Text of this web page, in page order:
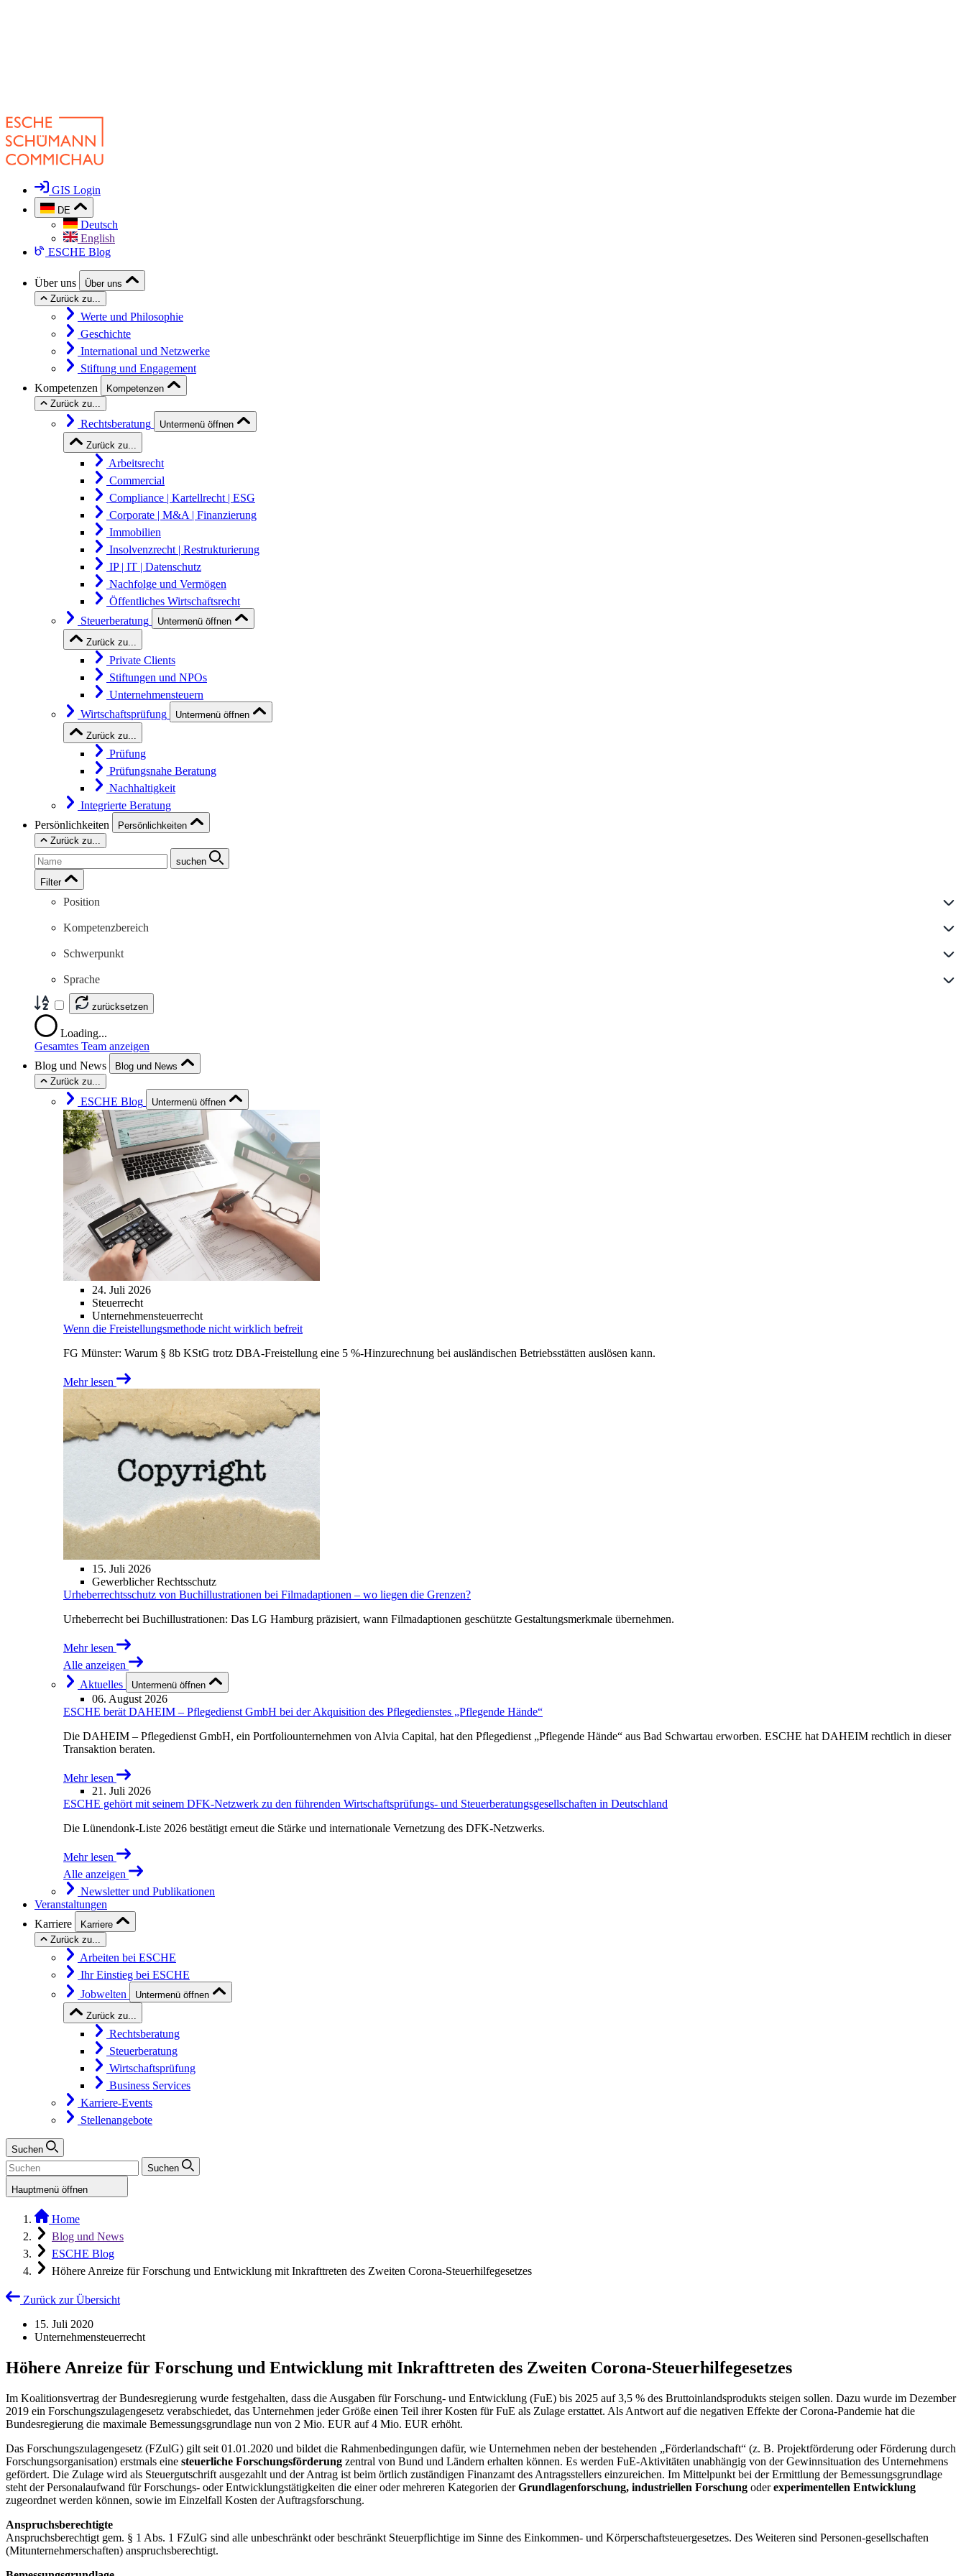
GIS Login
DE
Deutsch
English
ESCHE Blog
Über uns
Über uns
Zurück zu...
Werte und Philosophie
Geschichte
International und Netzwerke
Stiftung und Engagement
Kompetenzen
Kompetenzen
Zurück zu...
Rechtsberatung
Untermenü öffnen
Zurück zu...
Arbeitsrecht
Commercial
Compliance | Kartellrecht | ESG
Corporate | M&A | Finanzierung
Immobilien
Insolvenzrecht | Restrukturierung
IP | IT | Datenschutz
Nachfolge und Vermögen
Öffentliches Wirtschaftsrecht
Steuerberatung
Untermenü öffnen
Zurück zu...
Private Clients
Stiftungen und NPOs
Unternehmensteuern
Wirtschaftsprüfung
Untermenü öffnen
Zurück zu...
Prüfung
Prüfungsnahe Beratung
Nachhaltigkeit
Integrierte Beratung
Persönlichkeiten
Persönlichkeiten
Zurück zu...
suchen
Filter
Position
Kompetenzbereich
Schwerpunkt
Sprache
zurücksetzen
Loading...
Gesamtes Team anzeigen
Blog und News
Blog und News
Zurück zu...
ESCHE Blog Untermenü öffnen
24. Juli 2026
Steuerrecht
Unternehmensteuerrecht
Wenn die Freistellungsmethode nicht wirklich befreit
FG Münster: Warum § 8b KStG trotz DBA-Freistellung eine 5 %-Hinzurechnung bei ausländischen Betriebsstätten auslösen kann.
Mehr lesen
15. Juli 2026
Gewerblicher Rechtsschutz
Urheberrechtsschutz von Buchillustrationen bei Filmadaptionen – wo liegen die Grenzen?
Urheberrecht bei Buchillustrationen: Das LG Hamburg präzisiert, wann Filmadaptionen geschützte Gestaltungsmerkmale übernehmen.
Mehr lesen
Alle anzeigen
Aktuelles
Untermenü öffnen
06. August 2026
ESCHE berät DAHEIM – Pflegedienst GmbH bei der Akquisition des Pflegedienstes „Pflegende Hände“
Die DAHEIM – Pflegedienst GmbH, ein Portfoliounternehmen von Alvia Capital, hat den Pflegedienst „Pflegende Hände“ aus Bad Schwartau erworben. ESCHE hat DAHEIM rechtlich in dieser
Transaktion beraten.
Mehr lesen
21. Juli 2026
ESCHE gehört mit seinem DFK-Netzwerk zu den führenden Wirtschaftsprüfungs- und Steuerberatungsgesellschaften in Deutschland
Die Lünendonk-Liste 2026 bestätigt erneut die Stärke und internationale Vernetzung des DFK-Netzwerks.
Mehr lesen
Alle anzeigen
Newsletter und Publikationen
Veranstaltungen
Karriere
Karriere
Zurück zu...
Arbeiten bei ESCHE
Ihr Einstieg bei ESCHE
Jobwelten
Untermenü öffnen
Zurück zu...
Rechtsberatung
Steuerberatung
Wirtschaftsprüfung
Business Services
Karriere-Events
Stellenangebote
Suchen
Suchen
Hauptmenü öffnen
Home
Blog und News
ESCHE Blog
Höhere Anreize für Forschung und Entwicklung mit Inkrafttreten des Zweiten Corona-Steuerhilfegesetzes
Zurück zur Übersicht
15. Juli 2020
Unternehmensteuerrecht
Höhere Anreize für Forschung und Entwicklung mit Inkrafttreten des Zweiten Corona-Steuerhilfegesetzes
Im Koalitionsvertrag der Bundesregierung wurde festgehalten, dass die Ausgaben für Forschung- und Entwicklung (FuE) bis 2025 auf 3,5 % des Bruttoinlandsprodukts steigen sollen. Dazu wurde im Dezember
2019 ein Forschungszulagengesetz verabschiedet, das Unternehmen jeder Größe einen Teil ihrer Kosten für FuE als Zulage erstattet. Als Antwort auf die negativen Effekte der Corona-Pandemie hat die
Bundesregierung die maximale Bemessungsgrundlage nun von 2 Mio. EUR auf 4 Mio. EUR erhöht.
Das Forschungszulagengesetz (FZulG) gilt seit 01.01.2020 und bildet die Rahmenbedingungen dafür, wie Unternehmen neben der bestehenden „Förderlandschaft“ (z. B. Projektförderung oder Förderung durch
Forschungsorganisation) erstmals eine steuerliche Forschungsförderung zentral von Bund und Ländern erhalten können. Es werden FuE-Aktivitäten unabhängig von der Gewinnsituation des Unternehmens
gefördert. Die Zulage wird als Steuergutschrift ausgezahlt und der Antrag ist beim örtlich zuständigen Finanzamt des Antragsstellers einzureichen. Im Mittelpunkt bei der Ermittlung der Bemessungsgrundlage
steht der Personalaufwand für Forschungs- oder Entwicklungstätigkeiten die einer oder mehreren Kategorien derGrundlagenforschung, industriellen Forschung oderexperimentellen Entwicklung
zugeordnet werden können, sowie im Einzelfall Kosten der Auftragsforschung.
Anspruchsberechtigte
Anspruchsberechtigt gem. § 1 Abs. 1 FZulG sind alle unbeschränkt oder beschränkt Steuerpflichtige im Sinne des Einkommen- und Körperschaftsteuergesetzes. Des Weiteren sind Personen-gesellschaften
(Mitunternehmerschaften) anspruchsberechtigt.